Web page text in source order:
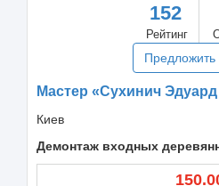
152
Рейтинг
Предложить
Мастер «Сухинич
Киев
Демонтаж входных